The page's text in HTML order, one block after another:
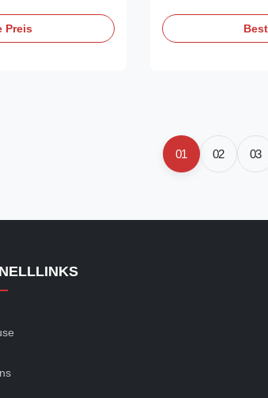
mold steel
requirements of the
Preis
one of the
Mold Steel, We
01 02 03